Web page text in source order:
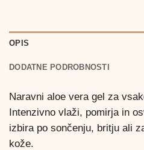
OPIS
DODATNE PODROBNOSTI
Naravni aloe vera gel za
Intenzivno vlaži, pomirja in
izbira po sončenju, britju ali
kože.